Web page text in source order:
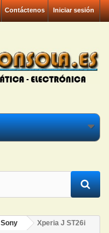
Iniciar sesión
Contáctenos
Sony
Xperia J ST26i